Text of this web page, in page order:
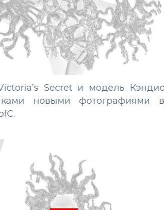
Secret и модель Кэндис
новыми фотографиями в